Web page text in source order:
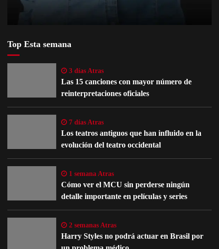
Top Esta semana
3 días Atras
Las 15 canciones con mayor número de
reinterpretaciones oficiales
7 días Atras
Los teatros antiguos que han influido en la
evolución del teatro occidental
1 semana Atras
Cómo ver el MCU sin perderse ningún
detalle importante en películas y series
2 semanas Atras
Harry Styles no podrá actuar en Brasil por